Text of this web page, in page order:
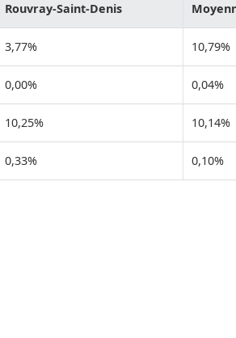
Rouvray-Saint-Denis
3,77% 10,79%
0,00% 0,04%
10,25% 10,14%
0,33% 0,10%